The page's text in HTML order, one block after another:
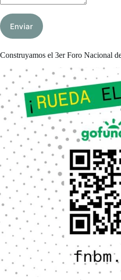
Enviar
Construyamos el 3er Foro Nacional